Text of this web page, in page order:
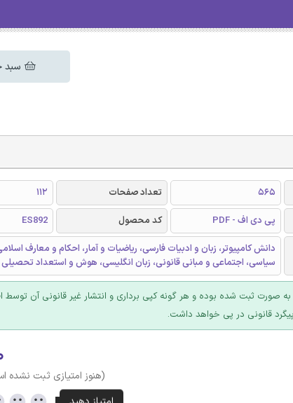
سبد
565 تعداد صفحات
112
پی دی اف - PDF کد محصول ES892
دانش کامپیوتر، زبان و ادبیات فارسی، ریاضیات و آمار، احکام و معارف
سیاسی، اجتماعی و مبانی قانونی، زبان انگلیسی، هوش و استعداد تحصیلی
به صورت ثبت شده بوده و هر گونه کپی برداری و انتشار غیر قانونی آن توسط
قانونی در پی خواهد داشت.
(هنوز امتیازی ثبت نشده